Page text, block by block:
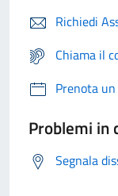
Richiedi
Chiama il
Prenota
Problemi in
Segnala